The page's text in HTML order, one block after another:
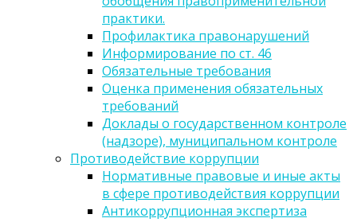
практики.
Профилактика правонарушений
Информирование по ст. 46
Обязательные требования
Оценка применения обязательных
требований
Доклады о государственном контроле
(надзоре), муниципальном контроле
Противодействие коррупции
Нормативные правовые и иные акты
в сфере противодействия коррупции
Антикоррупционная экспертиза